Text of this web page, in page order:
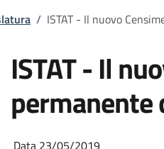
/ ISTAT - Il nuovo
ISTAT - Il
permanente
Data 23/05/2019